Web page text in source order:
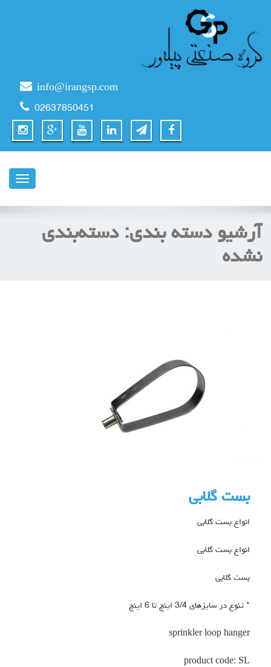
info@irangsp.com
02637850451
ناوبری
آرشیو دسته بندی:دسته‌بندی
نشده
بست گلابی
انواع بست گلابی
انواع بست گلابی
بست گلابی
* تنوع در سایزهای 3/4 اینچ تا 6 اینچ
sprinkler loop hanger
product code: SL